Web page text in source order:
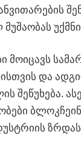
მოიცავს
და
შეწუხება.
ზრდას